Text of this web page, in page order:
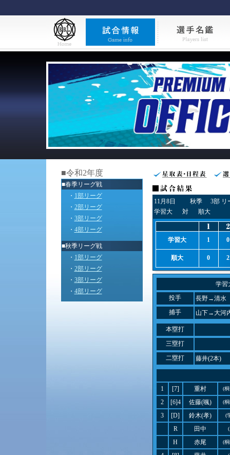
■令和2年度
■春季リーグ戦
・ 1部リーグ
・ 2部リーグ
・ 3部リーグ
・ 4部リーグ
■秋季リーグ戦
・ 1部リーグ
・ 2部リーグ
・ 3部リーグ
・ 4部リーグ
11月8日 秋季
3部 リ
学習大
対 順大
学習大 1 0
順大 0 2
学習
投手
長野→清水
捕手
山下→大河
本塁打
三塁打
二塁打
藤井(2本)
1 [7] 重村 (
2 [6]4 佐藤(颯) (
3 [D] 鈴木(孝) (
R 田中
H 赤尾 (